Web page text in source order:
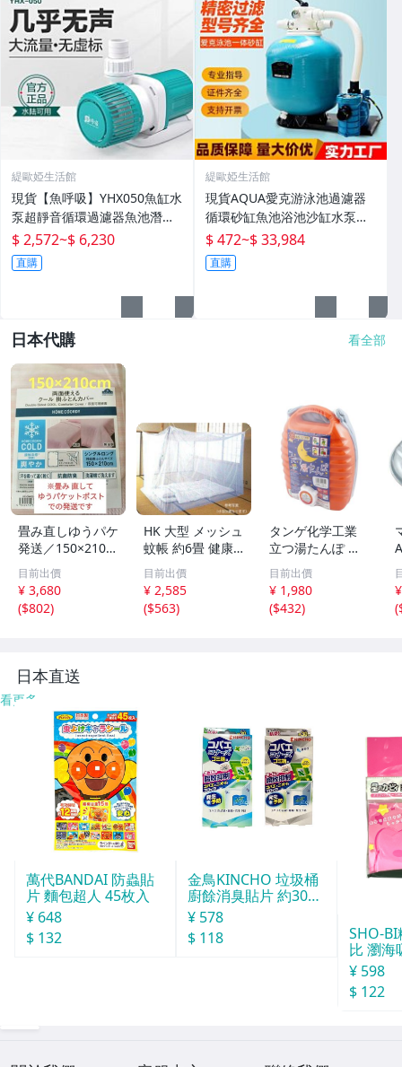
緹歐婭生活館
現貨【魚呼吸】YHX050魚缸水
泵超靜音循環過濾器魚池潛水
底吸變頻水陸
$ 2,572~$ 6,230
直購
緹歐婭生活館
現貨AQUA愛克游泳池過濾器
循環砂缸魚池浴池沙缸水泵一
體機水處理設備
$ 472~$ 33,984
直購
日本代購 看全部
畳み直しゆうパケ
発送／150×210ク
ール 冷たい コー
ルド 接触冷感
掛ふとんカバー華
やかピンク／布団
目前出價
¥ 3,680
($802)
HK 大型 メッシュ
蚊帳 約6畳 健康
的に快眠を 省エ
ネ
目前出價
¥ 2,585
($563)
タンゲ化学工業
立つ湯たんぽ オ
レンジ 2.6L 袋付
き TN00314
目前出價
¥ 1,980
($432)
(
日本直送
看更多
萬代BANDAI 防蟲貼
片 麵包超人 45枚入
¥ 648
$ 132
金鳥KINCHO 垃圾桶
廚餘消臭貼片 約30天
分
¥ 578
$ 118
SHO-
比 瀏海
¥ 598
$ 122